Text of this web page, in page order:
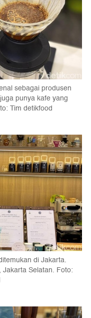
sebagai produsen
punya kafe yang
Tim detikfood
di Jakarta.
Selatan. Foto: